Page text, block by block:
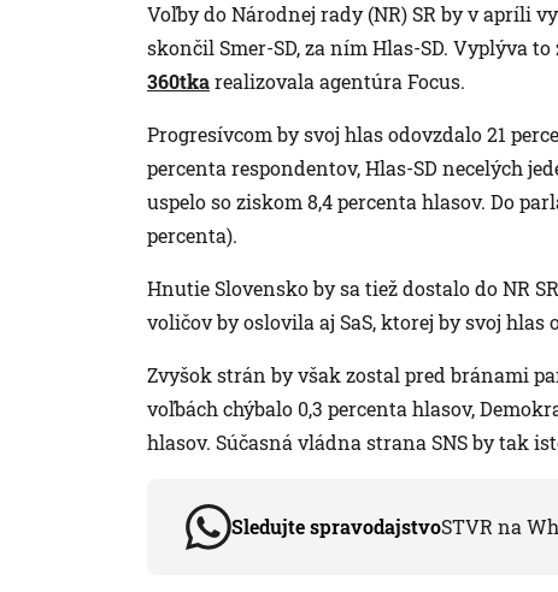
Voľby do Národnej rady (NR) SR by v apríli
skončil Smer-SD, za ním Hlas-SD. Vyplýva
360tkarealizovala agentúra Focus.
Progresívcom by svoj hlas odovzdalo 21
percenta respondentov, Hlas-SD necelých
uspelo so ziskom 8,4 percenta hlasov. Do
percenta).
Hnutie Slovensko by sa tiež dostalo do NR
voličov by oslovila aj SaS, ktorej by svoj hlas
Zvyšok strán by však zostal pred bránami
voľbách chýbalo 0,3 percenta hlasov,
hlasov. Súčasná vládna strana SNS by tak
Sledujte spravodajstvoSTVR na